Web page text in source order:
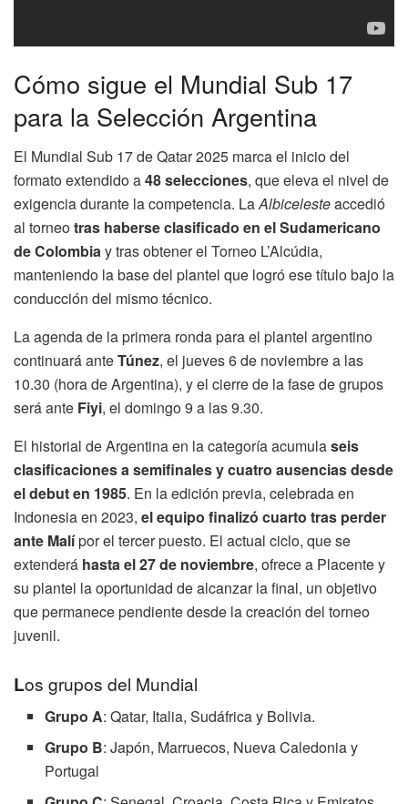
Cómo sigue el Mundial Sub 17
para la Selección Argentina
El Mundial Sub 17 de Qatar 2025 marca el inicio del
formato extendido a48 selecciones, que eleva el nivel de
exigencia durante la competencia. LaAlbicelesteaccedió
al torneotras haberse clasificado en el Sudamericano
de Colombiay tras obtener el Torneo L’Alcúdia,
manteniendo la base del plantel que logró ese título bajo la
conducción del mismo técnico.
La agenda de la primera ronda para el plantel argentino
continuará anteTúnez, el jueves 6 de noviembre a las
10.30 (hora de Argentina), y el cierre de la fase de grupos
será ante Fiyi, el domingo 9 a las 9.30.
El historial de Argentina en la categoría acumulaseis
clasificaciones a semifinales y cuatro ausencias desde
el debut en 1985. En la edición previa, celebrada en
Indonesia en 2023, el equipo finalizó cuarto tras perder
ante Malípor el tercer puesto. El actual ciclo, que se
extenderá hasta el 27 de noviembre, ofrece a Placente y
su plantel la oportunidad de alcanzar la final, un objetivo
que permanece pendiente desde la creación del torneo
juvenil.
Los grupos del Mundial
Grupo A: Qatar, Italia, Sudáfrica y Bolivia.
Grupo B: Japón, Marruecos, Nueva Caledonia y
Portugal